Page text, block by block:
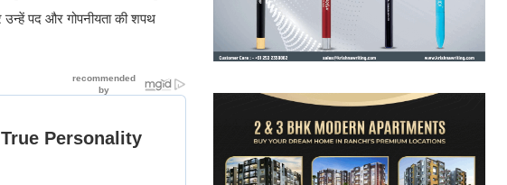
उन्हें पद और गोपनीयता की शपथ